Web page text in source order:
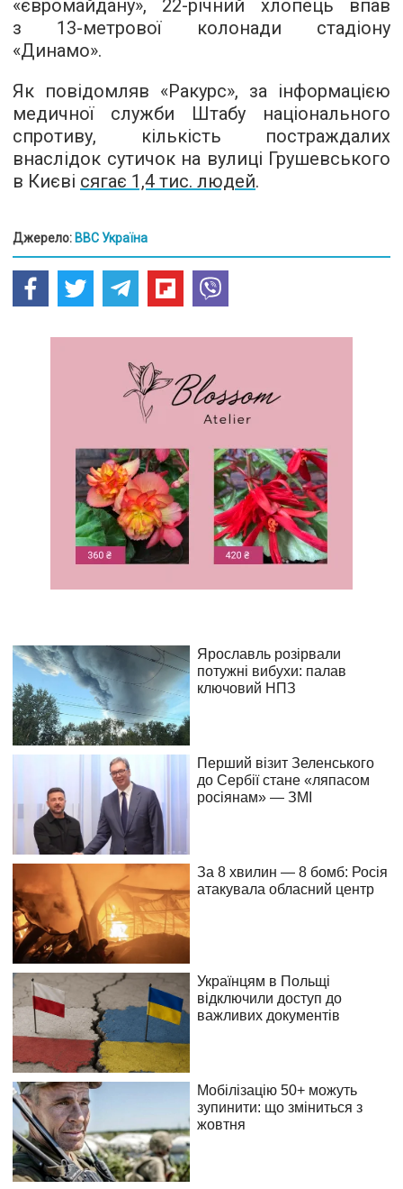
«євромайдану», 22-річний хлопець впав
з 13-метровоїколонади стадіону
«Динамо».
Як повідомляв «Ракурс», за інформацією
медичної служби Штабу національного
спротиву, кількість постраждалих
внаслідок сутичок на вулиці Грушевського
в Києві сягає 1,4 тис. людей.
Джерело: BBC Україна